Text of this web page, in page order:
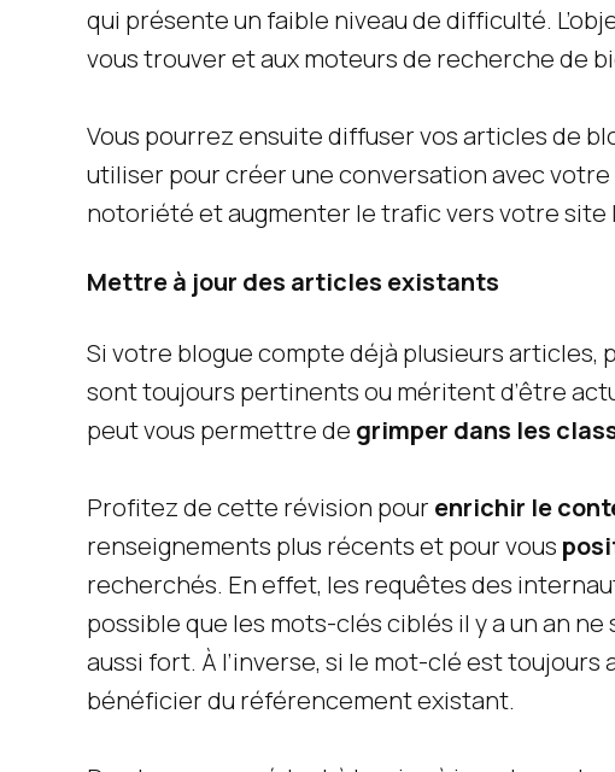
qui présente un faible niveau de difficulté.
vous trouver et aux moteurs de recherche de
Vous pourrez ensuite diffuser vos articles de
utiliser pour créer une conversation avec
notoriété et augmenter le trafic vers votre site
Mettre à jour des articles existants
Si votre blogue compte déjà plusieurs articles,
sont toujours pertinents ou méritent d’être
peut vous permettre de grimper dans les
Profitez de cette révision pour enrichir le
renseignements plus récents et pour vous
recherchés. En effet, les requêtes des
possible que les mots-clés ciblés il y a un an
aussi fort. À l’inverse, si le mot-clé est
bénéficier du référencement existant.